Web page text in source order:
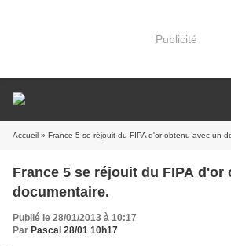
Publicité
Accueil » France 5 se réjouit du FIPA d'or obtenu avec un
France 5 se réjouit du FIPA d'or
documentaire.
Publié le 28/01/2013 à 10:17
Par Pascal 28/01 10h17